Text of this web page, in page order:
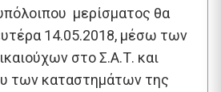
μερίσματος θα
14.05.2018, μέσω των
στο Σ.Α.Τ. και
των καταστημάτων της